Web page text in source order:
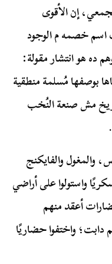
إن الأقوى
خصمه م الوجود
ده هو انتشار مقولة:
بوصفها مُسلمة منطقية
مش صنعة النُخب
والمغول والفايكنج
واستولوا على أراضي
أعقد منهم
واختفوا حضاريًا